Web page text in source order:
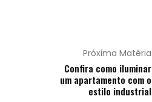
Próxima Matéria
Confira como iluminar
um apartamento com o
estilo industrial